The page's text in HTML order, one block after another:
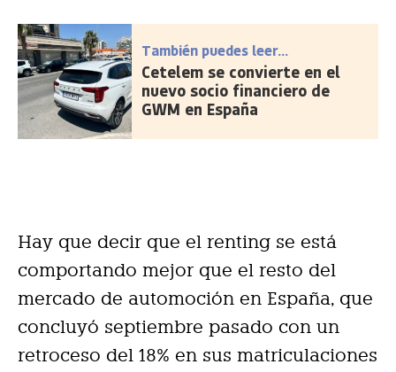
También puedes leer...
Cetelem se convierte en el
nuevo socio financiero de
GWM en España
Hay que decir que el renting se está
comportando mejor que el resto del
mercado de automoción en España, que
concluyó septiembre pasado con un
retroceso del 18% en sus matriculaciones